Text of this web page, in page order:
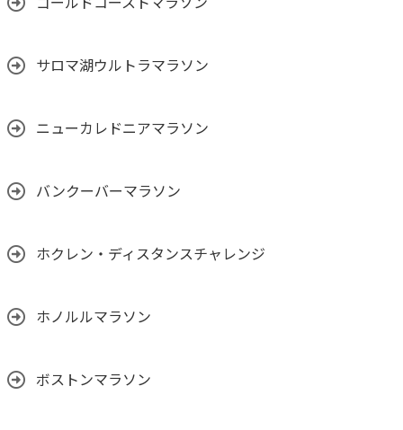
ゴールドコーストマラソン
サロマ湖ウルトラマラソン
ニューカレドニアマラソン
バンクーバーマラソン
ホクレン・ディスタンスチャレンジ
ホノルルマラソン
ボストンマラソン